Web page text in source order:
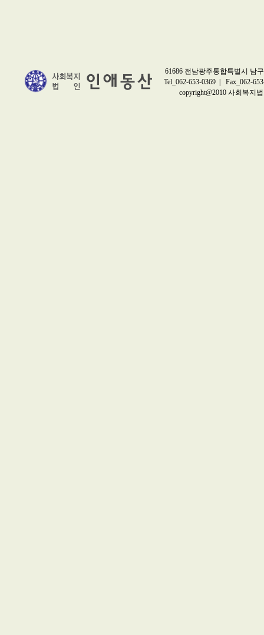
61686 전남광주통합특별시 남
Tel_062-653-0369 | Fax_062-
copyright@2010 사회복지